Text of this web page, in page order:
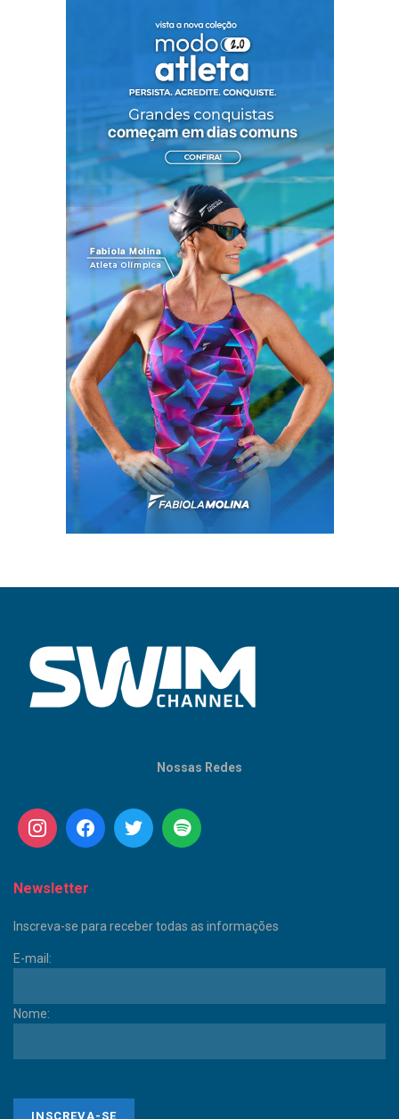
Nossas Redes
Newsletter
Inscreva-se para receber todas as informações
E-mail:
Nome: